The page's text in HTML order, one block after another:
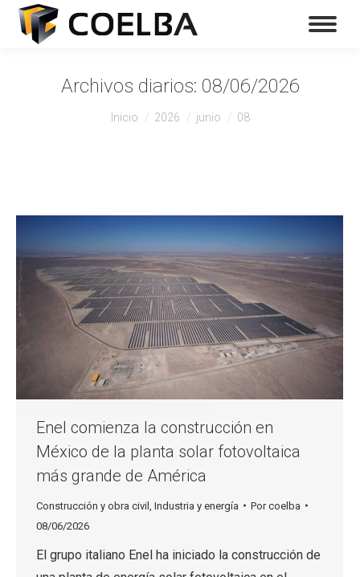
Archivos diarios: 08/06/2026
Estás aquí:
Inicio 2026 junio 08
Enel comienza la construcción en
México de la planta solar fotovoltaica
más grande de América
Construcción y obra civil Industria y energía Porcoelba
08/06/2026
El grupo italiano Enel ha iniciado la construcción de